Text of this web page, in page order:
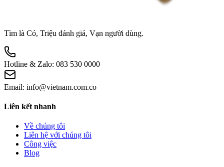
Tìm là Có, Triệu đánh giá, Vạn người dùng.
Hotline & Zalo: 083 530 0000
Email: info@vietnam.com.co
Liên kết nhanh
Về chúng tôi
Liên hệ với chúng tôi
Công việc
Blog